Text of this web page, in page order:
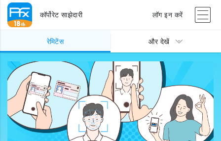
कॉर्पोरेट साझेदारी लॉग इन करें
रेमिटेंस और देखें